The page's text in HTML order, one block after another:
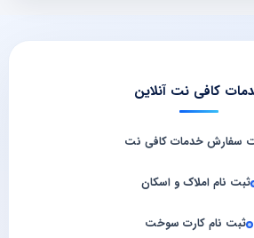
کافی نت آنلاین
سفارش خدمات کافی‌ نت
ثبت نام املاک و اسکان
ثبت نام کارت سوخت